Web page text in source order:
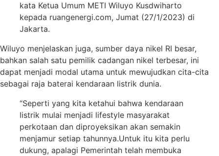
kata Ketua Umum METI Wiluyo Kusdwiharto
kepada ruangenergi.com, Jumat (27/1/2023) di
Jakarta.
Wiluyo menjelaskan juga, sumber daya nikel RI besar,
bahkan salah satu pemilik cadangan nikel terbesar, ini
dapat menjadi modal utama untuk mewujudkan cita-cita
sebagai raja baterai kendaraan listrik dunia.
“Seperti yang kita ketahui bahwa kendaraan
listrik mulai menjadi lifestyle masyarakat
perkotaan dan diproyeksikan akan semakin
menjamur setiap tahunnya.Untuk itu kita perlu
dukung, apalagi Pemerintah telah membuka